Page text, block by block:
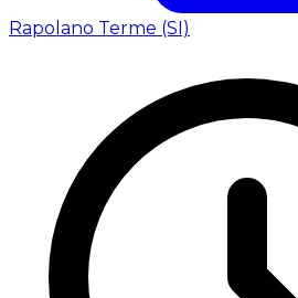
Rapolano Terme (SI)